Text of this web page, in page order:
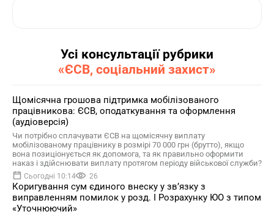
Усі консультації рубрики
«ЄСВ, соціальний захист»
Щомісячна грошова підтримка мобілізованого
працівникова: ЄСВ, оподаткування та оформлення
(аудіоверсія)
Чи потрібно сплачувати ЄСВ на щомісячну виплату
мобілізованому працівнику в розмірі 70 000 грн (брутто), якщо
вона позиціонується як допомога, та як правильно оформити
наказ і здійснювати виплату протягом періоду військової служби?
Сьогодні 10:14 26
Коригування сум єдиного внеску у зв’язку з
виправленням помилок у розд. І Розрахунку ЮО з типом
«Уточнюючий»